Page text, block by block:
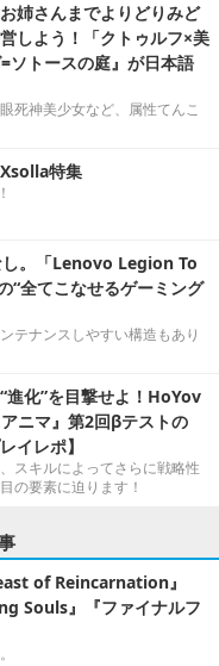
姉さんまでよりどりみど
しよう！「クトゥルフ×美
ソトースの庭』が日本語
死神美少女など、属性てんこ
特集
。「Lenovo Legion To
全てこなせるゲーミング
テナンスしやすい構造もあり
進化”を目撃せよ！HoYov
ニマ』第2回βテストの
イレポ】
スキルによってさらに戦略性
の要素に迫ります！
of Reincarnation』
Souls』『ファイナルフ